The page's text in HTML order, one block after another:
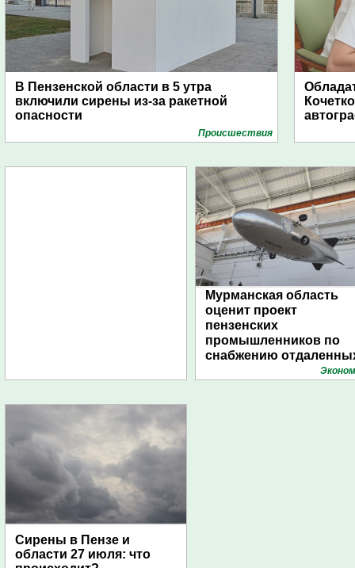
В Пензенской области в 5 утра
включили сирены из-за ракетной
опасности
Проиcшествия
Мурманская область
оценит проект
пензенских
промышленников по
снабжению
поселений с помощью
Сирены в Пензе и
области 27 июля: что